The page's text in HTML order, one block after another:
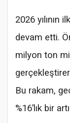
2026 yılının
devam etti.
milyon ton
Bu rakam,
%16’lık bir